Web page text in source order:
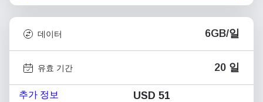
데이터 6GB/일
유효 기간 20 일
추가 정보 USD 51